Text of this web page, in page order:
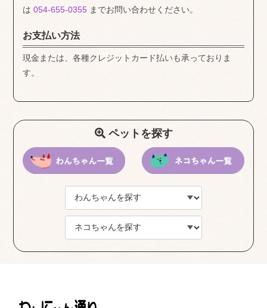
は054-655-0355 までお問い合わせください。
お支払い方法
現金または、各種クレジットカード払いも承っておりま
す。
ペットを探す